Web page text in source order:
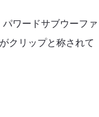
ワードサブウーファ
クリップと称されて